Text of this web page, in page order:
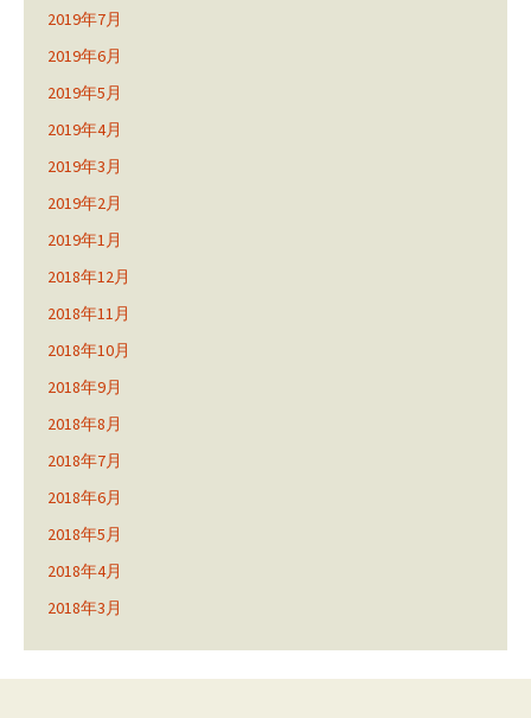
2019年7月
2019年6月
2019年5月
2019年4月
2019年3月
2019年2月
2019年1月
2018年12月
2018年11月
2018年10月
2018年9月
2018年8月
2018年7月
2018年6月
2018年5月
2018年4月
2018年3月